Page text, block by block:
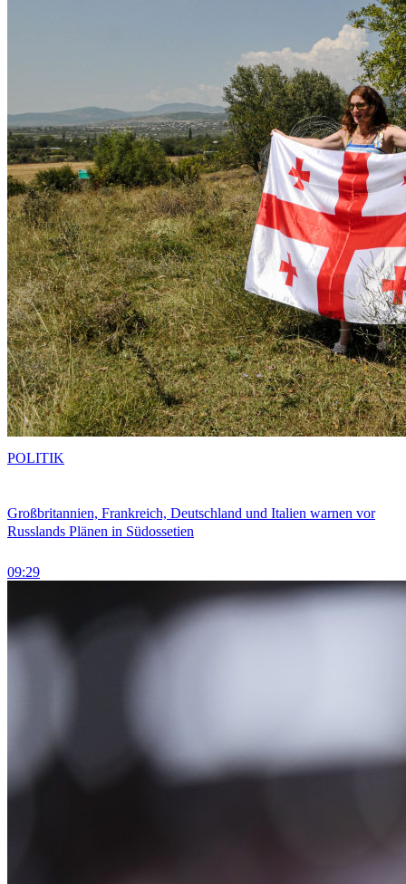
Großbritannien, Frankreich, Deutschland und Italien warnen vor
Russlands Plänen in Südossetien
09:29
POLITIK